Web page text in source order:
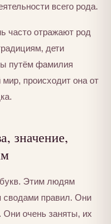
всего рода.
часто отражают род
дети
путём фамилия
происходит она от
значение,
Этим людям
сводами правил. Они
очень заняты, их